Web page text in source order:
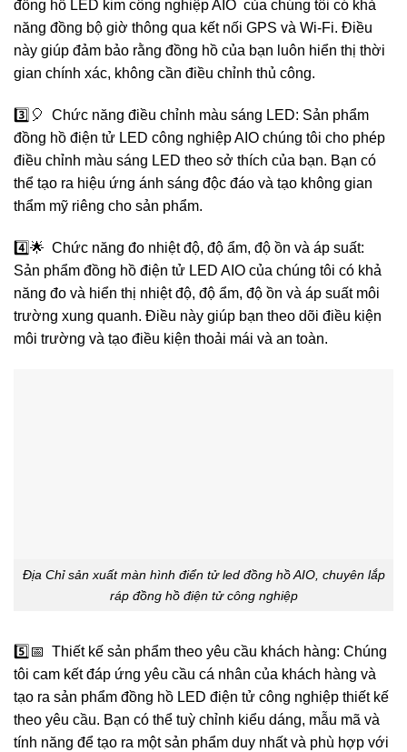
đồng hồ LED kim công nghiệp AIO của chúng tôi có khả
năng đồng bộ giờ thông qua kết nối GPS và Wi-Fi. Điều
này giúp đảm bảo rằng đồng hồ của bạn luôn hiển thị thời
gian chính xác, không cần điều chỉnh thủ công.
3️⃣🎈 Chức năng điều chỉnh màu sáng LED: Sản phẩm
đồng hồ điện tử LED công nghiệp AIO chúng tôi cho phép
điều chỉnh màu sáng LED theo sở thích của bạn. Bạn có
thể tạo ra hiệu ứng ánh sáng độc đáo và tạo không gian
thẩm mỹ riêng cho sản phẩm.
4️⃣🌟 Chức năng đo nhiệt độ, độ ẩm, độ ồn và áp suất:
Sản phẩm đồng hồ điện tử LED AIO của chúng tôi có khả
năng đo và hiển thị nhiệt độ, độ ẩm, độ ồn và áp suất môi
trường xung quanh. Điều này giúp bạn theo dõi điều kiện
môi trường và tạo điều kiện thoải mái và an toàn.
Địa Chỉ sản xuất màn hình điển tử led đồng hồ AIO, chuyên lắp
ráp đồng hồ điện tử công nghiệp
5️⃣📅 Thiết kế sản phẩm theo yêu cầu khách hàng: Chúng
tôi cam kết đáp ứng yêu cầu cá nhân của khách hàng và
tạo ra sản phẩm đồng hồ LED điện tử công nghiệp thiết kế
theo yêu cầu. Bạn có thể tuỳ chỉnh kiểu dáng, mẫu mã và
tính năng để tạo ra một sản phẩm duy nhất và phù hợp với